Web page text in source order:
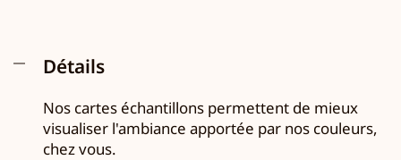
Détails
Nos cartes échantillons permettent de mieux
visualiser l'ambiance apportée par nos couleurs,
chez vous.